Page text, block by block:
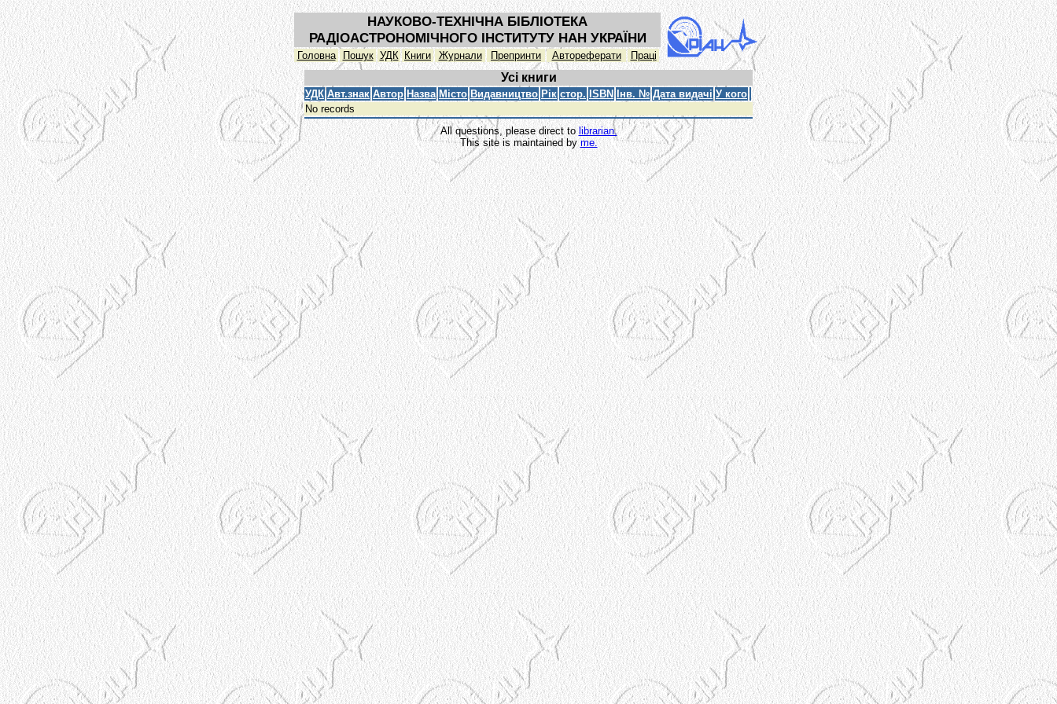
НАУКОВО-ТЕХНІЧНА БІБЛІОТЕКА
РАДІОАСТРОНОМІЧНОГО ІНСТИТУТУ НАН УКРАЇНИ
Головна Пошук УДК Книги Журнали Препринти Автореферати Праці
Усі книги
УДК Авт.знак Автор Назва Місто Видавництво Рік стор. ISBN Інв. № Дата видачі У кого
No records
All questions, please direct to librarian.
This site is maintained byme.